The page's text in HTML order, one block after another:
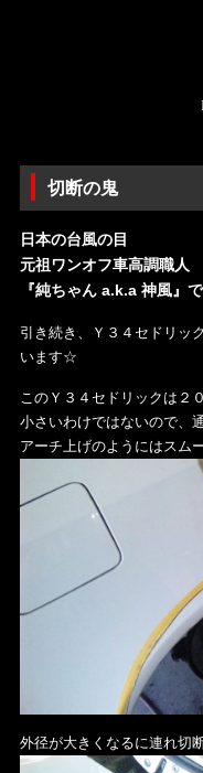
切断の鬼
日本の台風の目
元祖ワンオフ車高調職人
『純ちゃん a.k.a 神風』
引き続き、Ｙ３４セドリッ
います☆
このＹ３４セドリックは２
小さいわけではないので、
アーチ上げのようにはスム
外径が大きくなるに連れ切